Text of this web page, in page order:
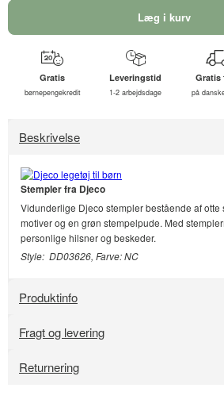
Læg i kurv
Gratis
børnepengekredit
Leveringstid
1-2 arbejdsdage
Gratis
på
Beskrivelse
Stempler fra Djeco
Vidunderlige Djeco stempler bestående af otte
motiver og en grøn stempelpude. Med
personlige hilsner og beskeder.
Style: DD03626, Farve: NC
Produktinfo
Fragt og levering
Returnering